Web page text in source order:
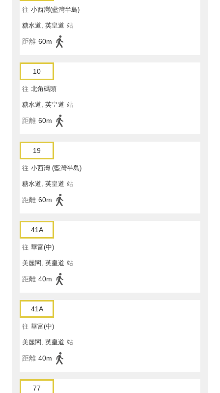
往 小西灣(藍灣半島)
糖水道, 英皇道 站
距離 60m
10
往 北角碼頭
糖水道, 英皇道 站
距離 60m
19
往 小西灣 (藍灣半島)
糖水道, 英皇道 站
距離 60m
41A
往 華富(中)
美麗閣, 英皇道 站
距離 40m
41A
往 華富(中)
美麗閣, 英皇道 站
距離 40m
77